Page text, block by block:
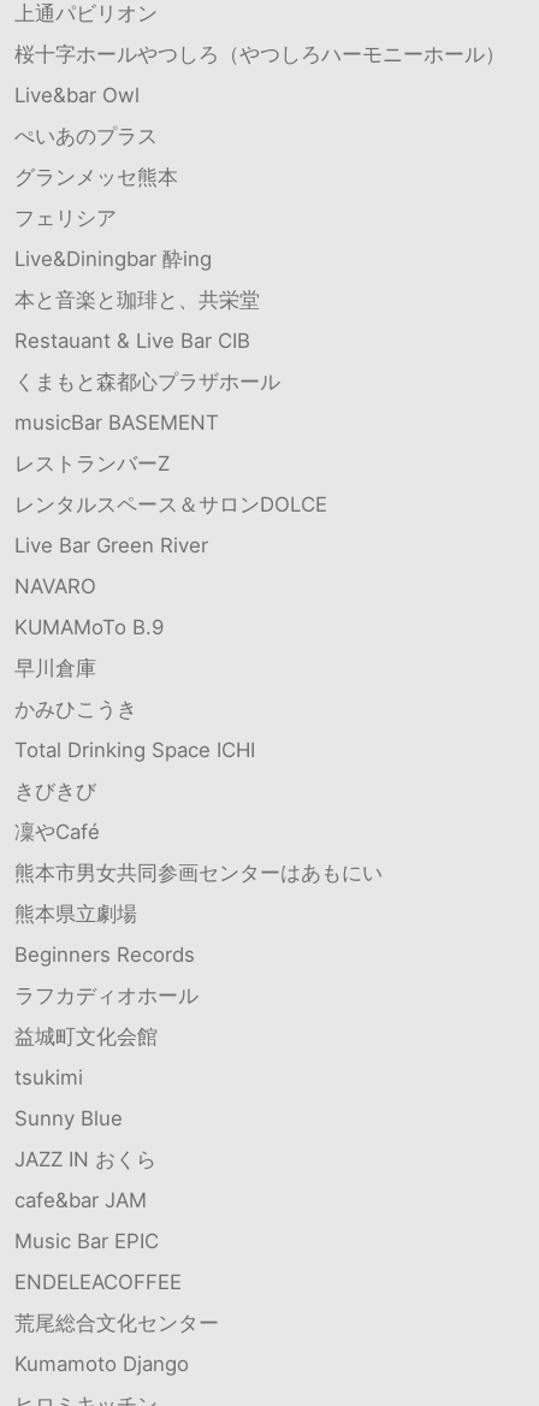
上通パビリオン
桜十字ホールやつしろ（やつしろハーモニーホール）
Live&bar Owl
ぺいあのプラス
グランメッセ熊本
フェリシア
Live&Diningbar 酔ing
本と音楽と珈琲と、共栄堂
Restauant & Live Bar CIB
くまもと森都心プラザホール
musicBar BASEMENT
レストランバーZ
レンタルスペース＆サロンDOLCE
Live Bar Green River
NAVARO
KUMAMoTo B.9
早川倉庫
かみひこうき
Total Drinking Space ICHI
きびきび
凜やCafé
熊本市男女共同参画センターはあもにい
熊本県立劇場
Beginners Records
ラフカディオホール
益城町文化会館
tsukimi
Sunny Blue
JAZZ IN おくら
cafe&bar JAM
Music Bar EPIC
ENDELEACOFFEE
荒尾総合文化センター
Kumamoto Django